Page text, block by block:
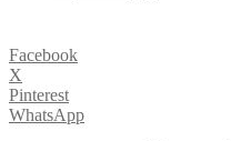
Facebook
X
Pinterest
WhatsApp